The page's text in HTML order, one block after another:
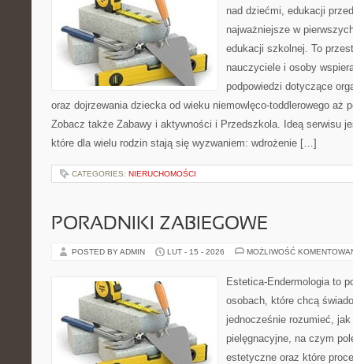
nad dziećmi, edukacji
najważniejsze w
edukacji szkolnej. To
nauczyciele i osoby
podpowiedzi dotyczące
oraz dojrzewania dziecka od wieku niemowlęco-toddlerowego aż
Zobacz także Zabawy i aktywności i Przedszkola. Ideą serwisu
które dla wielu rodzin stają się wyzwaniem: wdrożenie […]
CATEGORIES: NIERUCHOMOŚCI
PORADNIKI ZABIEGOWE
POSTED BY ADMIN LUT - 15 - 2026 MOŻLIWOŚĆ
Estetica-Endermologia to
osobach, które chcą
jednocześnie rozumieć, jak
pielęgnacyjne, na czym
estetyczne oraz które